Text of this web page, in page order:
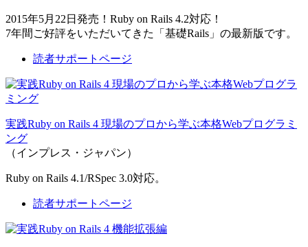
2015年5月22日発売！Ruby on Rails 4.2対応！
7年間ご好評をいただいてきた「基礎Rails」の最新版です。
読者サポートページ
実践Ruby on Rails 4 現場のプロから学ぶ本格Webプログラミ
ング
（インプレス・ジャパン）
Ruby on Rails 4.1/RSpec 3.0対応。
読者サポートページ